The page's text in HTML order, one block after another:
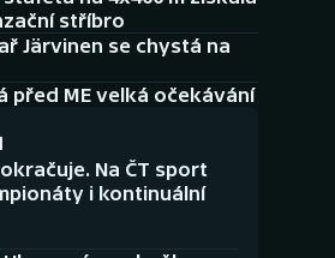
stříbro
Järvinen se chystá na
před ME velká očekávání
Na ČT sport
i kontinuální